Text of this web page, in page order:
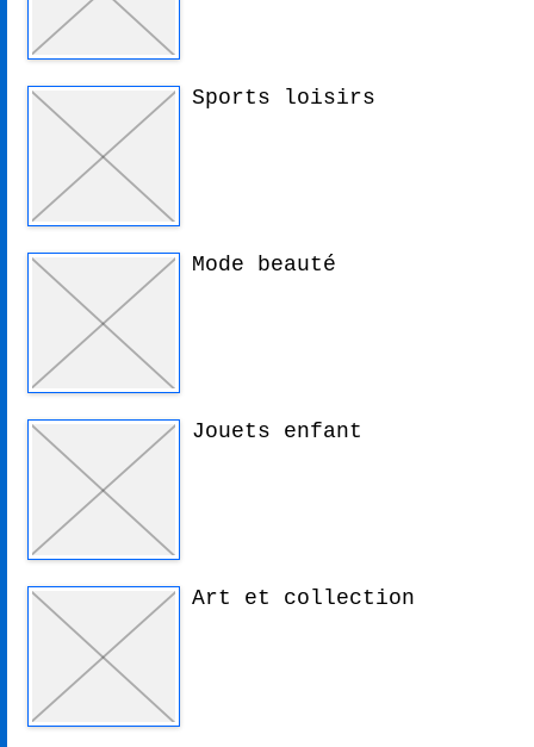
Sports loisirs
Mode beauté
Jouets enfant
Art et collection